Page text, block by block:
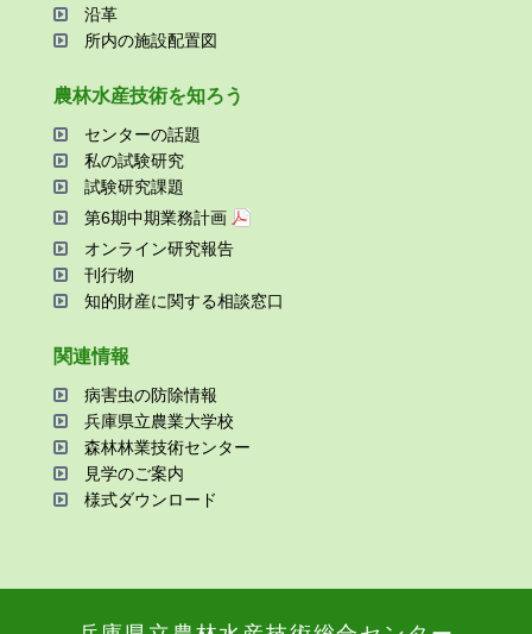
沿⾰
所内の施設配置図
農林⽔産技術を知ろう
センターの話題
私の試験研究
試験研究課題
第6期中期業務計画
オンライン研究報告
刊⾏物
知的財産に関する相談窓⼝
関連情報
病害⾍の防除情報
兵庫県⽴農業⼤学校
森林林業技術センター
⾒学のご案内
様式ダウンロード